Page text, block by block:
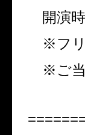
開演時
※フリ
※ご当